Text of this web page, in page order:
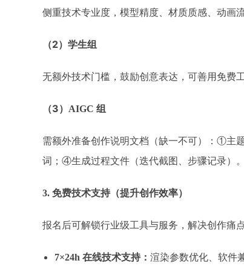
侧重技术专业度，模型精度、材质质感、动画
（2）学生组
无额外技术门槛，鼓励创意表达，可善用免费
（3） AIGC 组
需额外准备创作说明文档（缺一不可）：①主
词；④生成过程文件（迭代截图、步骤记录）。​
3. 免费技术支持（提升创作效率）
报名后可解锁行业级工具与服务，解决创作痛点
7×24h 在线技术支持：渲染参数优化、软件